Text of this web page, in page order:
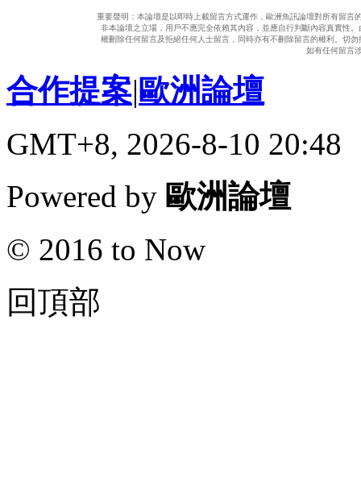
重要聲明：本論壇是以即時上載留言方式運作，歐洲魚訊論壇對所有留
非本論壇之立場，用戶不應完全依賴其內容，並應自行判斷內容真實性
權刪除任何留言及拒絕任何人士留言，同時亦有不刪除留言的權利。切
如有任何留言
合作提案|歐洲論壇
GMT+8, 2026-8-10 20:48
Powered by 歐洲論壇
© 2016 to Now
回頂部